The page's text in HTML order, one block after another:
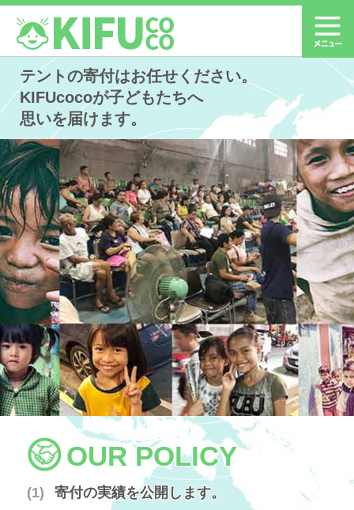
テントの寄付はお任せください。
KIFUcocoが子どもたちへ
思いを届けます。
OUR POLICY
寄付の実績を公開します。